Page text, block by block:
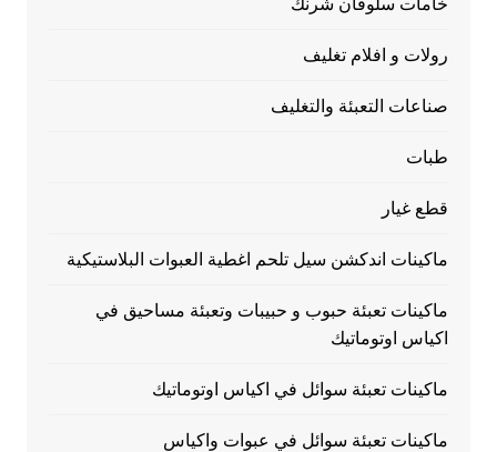
خامات سلوفان شرنك
رولات و افلام تغليف
صناعات التعبئة والتغليف
طبات
قطع غيار
ماكينات اندكشن سيل تلحم اغطية العبوات البلاستيكية
ماكينات تعبئة حبوب و حبيبات وتعبئة مساحيق في
اكياس اوتوماتيك
ماكينات تعبئة سوائل في اكياس اوتوماتيك
ماكينات تعبئة سوائل في عبوات واكياس